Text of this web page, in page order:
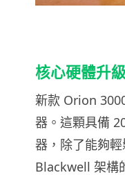
核心硬體升
新款 Orion
器。這顆具備
器，除了能夠
Blackwell 架構